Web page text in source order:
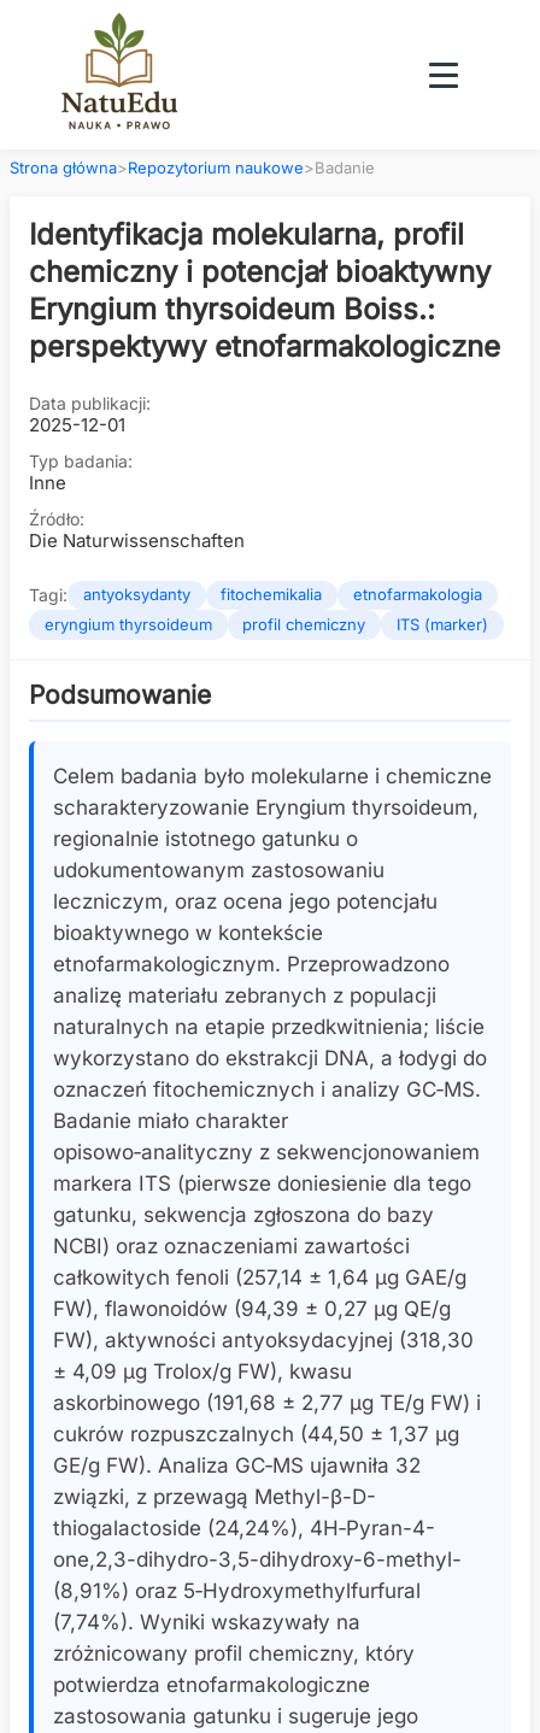
Strona główna>Repozytorium naukowe>Badanie
Identyfikacja molekularna, profil
chemiczny i potencjał bioaktywny
Eryngium thyrsoideum Boiss.:
perspektywy etnofarmakologiczne
Data publikacji:
2025-12-01
Typ badania:
Inne
Źródło:
Die Naturwissenschaften
Tagi: antyoksydanty fitochemikalia
etnofarmakologia
eryngium thyrsoideum
profil chemiczny ITS (marker)
Podsumowanie
Celem badania było molekularne i chemiczne
scharakteryzowanie Eryngium thyrsoideum,
regionalnie istotnego gatunku o
udokumentowanym zastosowaniu
leczniczym, oraz ocena jego potencjału
bioaktywnego w kontekście
etnofarmakologicznym. Przeprowadzono
analizę materiału zebranych z populacji
naturalnych na etapie przedkwitnienia; liście
wykorzystano do ekstrakcji DNA, a łodygi do
oznaczeń fitochemicznych i analizy GC‑MS.
Badanie miało charakter
opisowo‑analityczny z sekwencjonowaniem
markera ITS (pierwsze doniesienie dla tego
gatunku, sekwencja zgłoszona do bazy
NCBI) oraz oznaczeniami zawartości
całkowitych fenoli (257,14 ± 1,64 µg GAE/g
FW), flawonoidów (94,39 ± 0,27 µg QE/g
FW), aktywności antyoksydacyjnej (318,30
± 4,09 µg Trolox/g FW), kwasu
askorbinowego (191,68 ± 2,77 µg TE/g FW) i
cukrów rozpuszczalnych (44,50 ± 1,37 µg
GE/g FW). Analiza GC‑MS ujawniła 32
związki, z przewagą Methyl-β-D-
thiogalactoside (24,24%), 4H‑Pyran-4-
one,2,3-dihydro-3,5-dihydroxy-6-methyl-
(8,91%) oraz 5‑Hydroxymethylfurfural
(7,74%). Wyniki wskazywały na
zróżnicowany profil chemiczny, który
potwierdza etnofarmakologiczne
zastosowania gatunku i sugeruje jego